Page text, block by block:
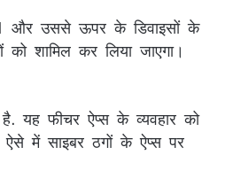
और उससे ऊपर के डिवाइसों के
शामिल कर लिया जाएगा।
यह फीचर ऐप्स के व्यवहार को
ऐसे में साइबर ठगों के ऐप्स पर